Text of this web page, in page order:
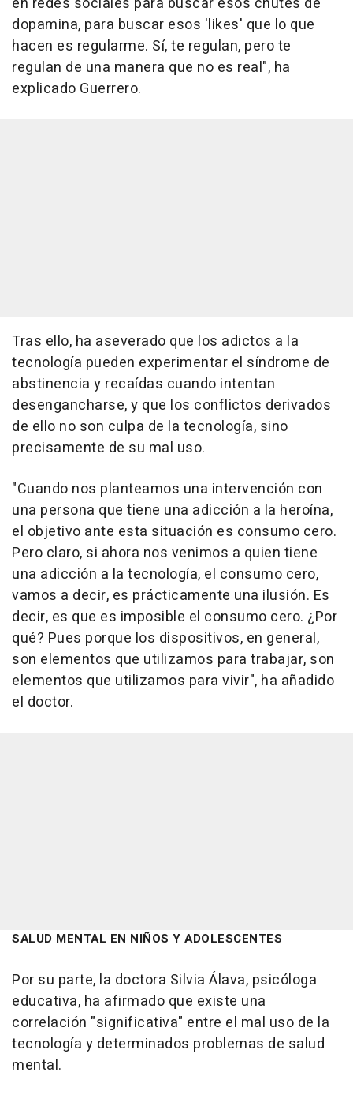
dopamina, para buscar esos 'likes' que lo que
hacen es regularme. Sí, te regulan, pero te
regulan de una manera que no es real", ha
explicado Guerrero.
Tras ello, ha aseverado que los adictos a la
tecnología pueden experimentar el síndrome de
abstinencia y recaídas cuando intentan
desengancharse, y que los conflictos derivados
de ello no son culpa de la tecnología, sino
precisamente de su mal uso.
"Cuando nos planteamos una intervención con
una persona que tiene una adicción a la heroína,
el objetivo ante esta situación es consumo cero.
Pero claro, si ahora nos venimos a quien tiene
una adicción a la tecnología, el consumo cero,
vamos a decir, es prácticamente una ilusión. Es
decir, es que es imposible el consumo cero. ¿Por
qué? Pues porque los dispositivos, en general,
son elementos que utilizamos para trabajar, son
elementos que utilizamos para vivir", ha añadido
el doctor.
SALUD MENTAL EN NIÑOS Y ADOLESCENTES
Por su parte, la doctora Silvia Álava, psicóloga
educativa, ha afirmado que existe una
correlación "significativa" entre el mal uso de la
tecnología y determinados problemas de salud
mental.